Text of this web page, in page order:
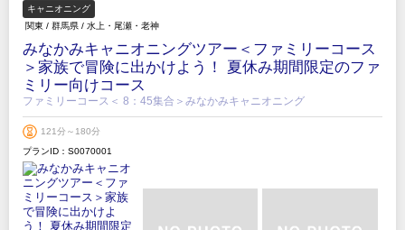
キャニオニング
関東 / 群馬県 / 水上・尾瀬・老神
みなかみキャニオニングツアー＜ファミリーコース
＞家族で冒険に出かけよう！ 夏休み期間限定のファ
ミリー向けコース
ファミリーコース＜ 8：45集合＞みなかみキャニオニング
121分～180分
プランID：S0070001